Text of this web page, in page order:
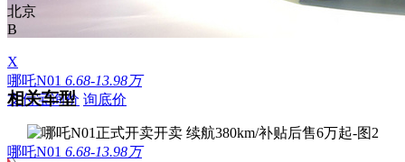
哪吒N01 6.68-13.98万
支付宝询价 询底价
北京
B
X
相关车型
哪吒N01 6.68-13.98万